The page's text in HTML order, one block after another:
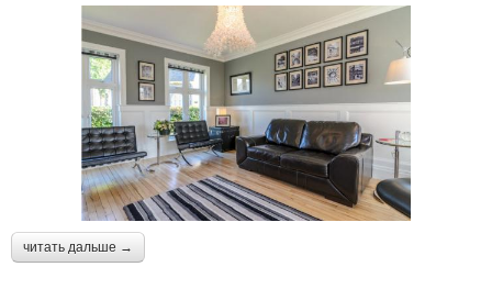
читать дальше →